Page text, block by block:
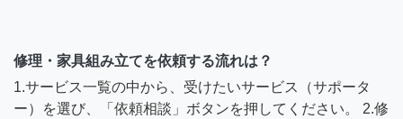
修理・家具組み立てを依頼する流れは？
1.サービス一覧の中から、受けたいサービス（サポータ
ー）を選び、「依頼相談」ボタンを押してください。 2.修